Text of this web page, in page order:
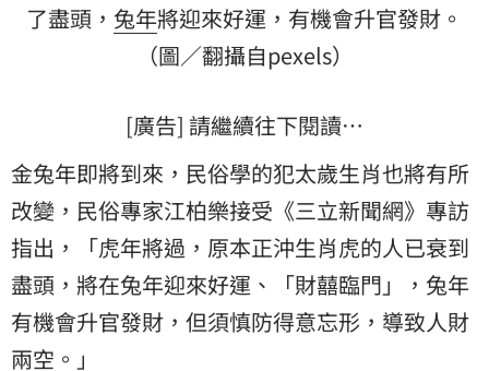
了盡頭， 兔年將迎來好運，有機會升官發財。
（圖／翻攝自pexels）
[廣告] 請繼續往下閱讀…
金兔年即將到來，民俗學的犯太歲生肖也將有所
改變，民俗專家江柏樂接受《三立新聞網》專訪
指出，「虎年將過，原本正沖生肖虎的人已衰到
盡頭，將在兔年迎來好運、「財囍臨門」，兔年
有機會升官發財，但須慎防得意忘形，導致人財
兩空。」